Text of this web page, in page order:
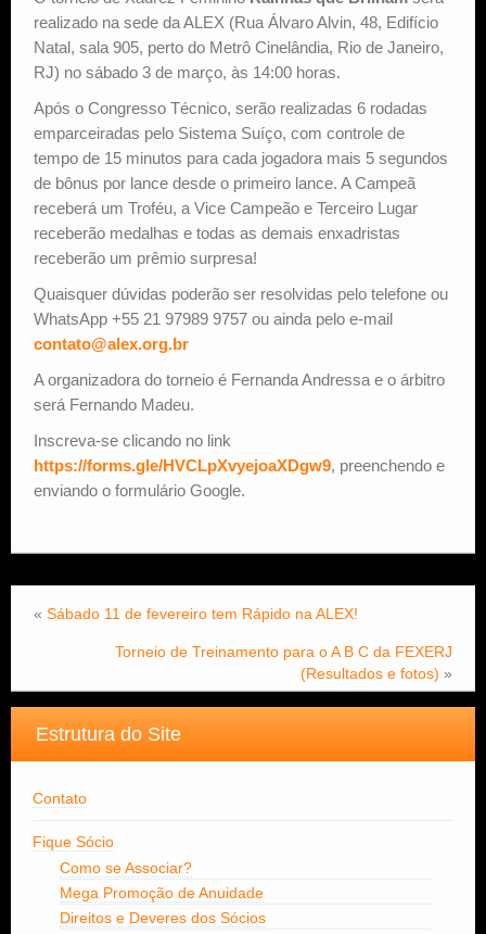
realizado na sede da ALEX (Rua Álvaro Alvin, 48, Edifício
Natal, sala 905, perto do Metrô Cinelândia, Rio de Janeiro,
RJ) no sábado 3 de março, às 14:00 horas.
Após o Congresso Técnico, serão realizadas 6 rodadas
emparceiradas pelo Sistema Suíço, com controle de
tempo de 15 minutos para cada jogadora mais 5 segundos
de bônus por lance desde o primeiro lance. A Campeã
receberá um Troféu, a Vice Campeão e Terceiro Lugar
receberão medalhas e todas as demais enxadristas
receberão um prêmio surpresa!
Quaisquer dúvidas poderão ser resolvidas pelo telefone ou
WhatsApp +55 21 97989 9757 ou ainda pelo e-mail
contato@alex.org.br
A organizadora do torneio é Fernanda Andressa e o árbitro
será Fernando Madeu.
Inscreva-se clicando no link
https://forms.gle/HVCLpXvyejoaXDgw9, preenchendo e
enviando o formulário Google.
« Sábado 11 de fevereiro tem Rápido na ALEX!
Torneio de Treinamento para o A B C da FEXERJ
(Resultados e fotos) »
Estrutura do Site
Contato
Fique Sócio
Como se Associar?
Mega Promoção de Anuidade
Direitos e Deveres dos Sócios